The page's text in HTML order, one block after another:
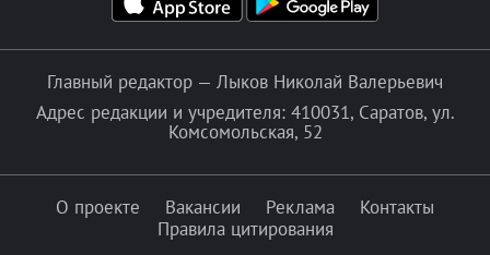
Главный редактор — Лыков Николай Валерьевич
Адрес редакции и учредителя: 410031, Саратов, ул.
Комсомольская, 52
О проекте Вакансии Реклама
Контакты
Правила цитирования